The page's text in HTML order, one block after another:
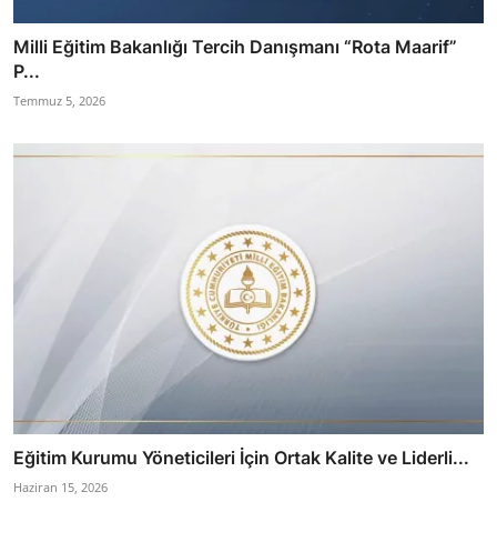
Milli Eğitim Bakanlığı Tercih Danışmanı “Rota Maarif”
P...
Temmuz 5, 2026
Eğitim Kurumu Yöneticileri İçin Ortak Kalite ve Liderli...
Haziran 15, 2026